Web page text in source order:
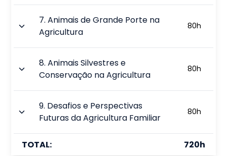
7.Animais de Grande Porte na
Agricultura
80h
8.Animais Silvestres e
Conservação na Agricultura
80h
9. Desafios e Perspectivas
Futuras da Agricultura Familiar
80h
TOTAL: 720h